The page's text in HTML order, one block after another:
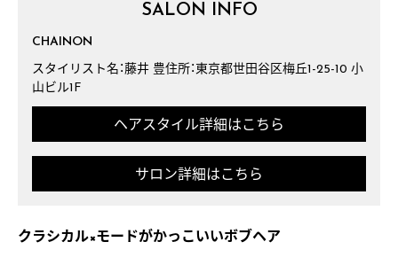
SALON INFO
CHAINON
スタイリスト名：藤井 豊住所：東京都世田谷区梅丘1-25-10 小
山ビル1F
ヘアスタイル詳細はこちら
サロン詳細はこちら
クラシカル×モードがかっこいいボブヘア